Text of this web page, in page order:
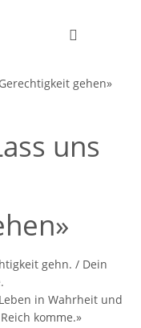
gehen»
uns
gehn. / Dein
in Wahrheit und
komme.»